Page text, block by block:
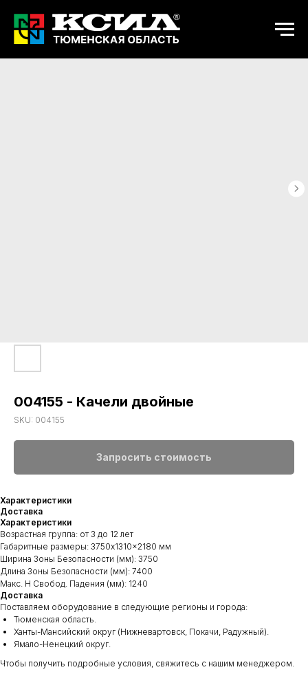
004155 - Качели двойные
SKU: 004155
Запросить стоимость
Характеристики
Доставка
Характеристики
Возрастная группа: от 3 до 12 лет
Габаритные размеры: 3750x1310x2180 мм
Ширина Зоны Безопасности (мм): 3750
Длина Зоны Безопасности (мм): 7400
Макс. H Свобод. Падения (мм): 1240
Доставка
Поставляем оборудование в следующие регионы и города:
Тюменская область.
Ханты-Мансийский округ (Нижневартовск, Покачи, Радужный).
Ямало-Ненецкий округ.
Чтобы получить подробные условия, свяжитесь с нашим менеджером.